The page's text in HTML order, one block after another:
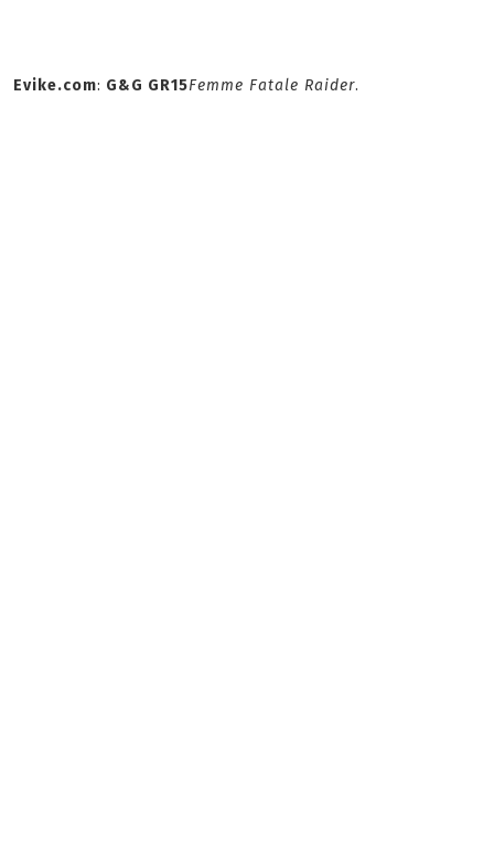
Evike.com: G&G GR15Femme Fatale Raider.